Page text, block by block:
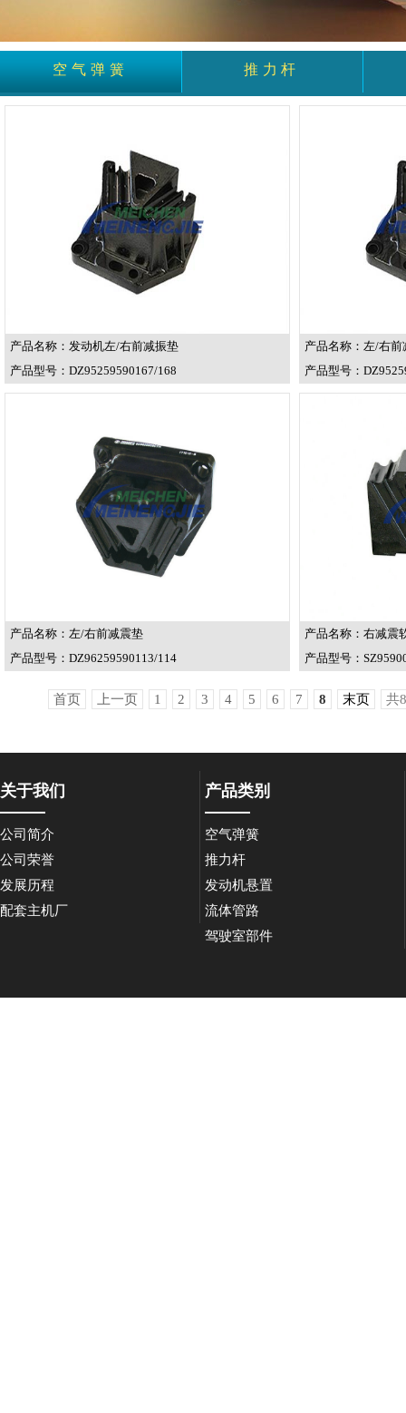
空气弹簧 推力杆
产品名称：发动机左/右前减振垫
产品型号：DZ95259590167/168
产品名称：左/右前
产品型号：
产品名称：左/右前减震垫
产品型号：DZ96259590113/114
产品名称：右减震
产品型号：
首页 上一页 1 2 3 4 5 6 7 8 末页 共
关于我们
公司简介
公司荣誉
发展历程
配套主机厂
产品类别
空气弹簧
推力杆
发动机悬置
流体管路
驾驶室部件